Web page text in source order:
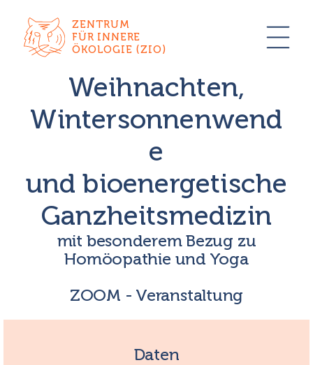
ZENTRUM
FÜR INNERE
ÖKOLOGIE (ZIO)
Weihnachten,
Wintersonnenwend
e
und bioenergetische
Ganzheitsmedizin
mit besonderem Bezug zu
Homöopathie und Yoga
ZOOM - Veranstaltung
Daten